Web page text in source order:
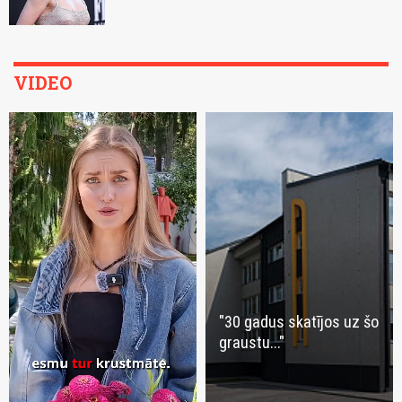
VIDEO
"30 gadus skatījos uz šo
graustu..."